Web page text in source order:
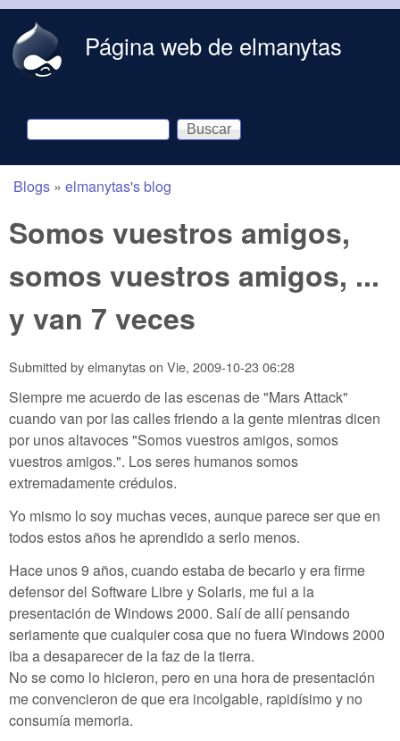
Página web de elmanytas
Formulario de búsqueda
Buscar
You are here
Blogs » elmanytas's blog
Somos vuestros amigos,
somos vuestros amigos, ...
y van 7 veces
Submitted byelmanytason Vie, 2009-10-23 06:28
Siempre me acuerdo de las escenas de "Mars Attack"
cuando van por las calles friendo a la gente mientras dicen
por unos altavoces "Somos vuestros amigos, somos
vuestros amigos.". Los seres humanos somos
extremadamente crédulos.
Yo mismo lo soy muchas veces, aunque parece ser que en
todos estos años he aprendido a serlo menos.
Hace unos 9 años, cuando estaba de becario y era firme
defensor del Software Libre y Solaris, me fui a la
presentación de Windows 2000. Salí de allí pensando
seriamente que cualquier cosa que no fuera Windows 2000
iba a desaparecer de la faz de la tierra.
No se como lo hicieron, pero en una hora de presentación
me convencieron de que era incolgable, rapidísimo y no
consumía memoria.